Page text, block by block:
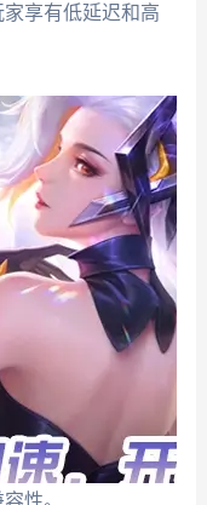
享有低延迟和高